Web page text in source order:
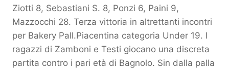
Ziotti 8, Sebastiani S. 8, Ponzi 6, Paini 9,
Mazzocchi 28. Terza vittoria in altrettanti incontri
per Bakery Pall.Piacentina categoria Under 19. I
ragazzi di Zamboni e Testi giocano una discreta
partita contro i pari età di Bagnolo. Sin dalla palla